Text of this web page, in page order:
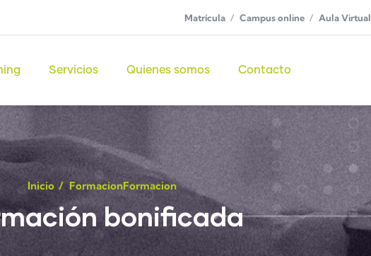
Matrícula Campus online Aula Virtual
Servicios Quienes somos Contacto
Inicio / FormacionFormacion
bonificada